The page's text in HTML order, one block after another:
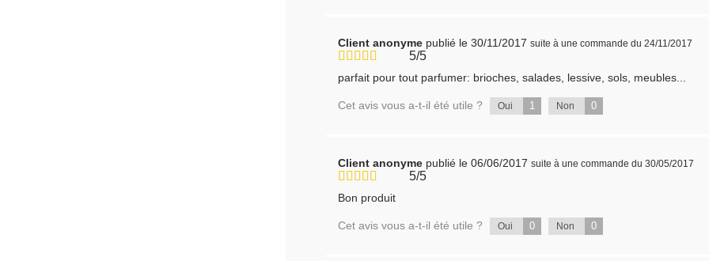
Client anonyme publié le 30/11/2017 suite à une commande du 24/11/2017
5/5
parfait pour tout parfumer: brioches, salades, lessive, sols, meubles...
Cet avis vous a-t-il été utile ? Oui 1 Non 0
Client anonyme publié le 06/06/2017 suite à une commande du 30/05/2017
5/5
Bon produit
Cet avis vous a-t-il été utile ? Oui 0 Non 0